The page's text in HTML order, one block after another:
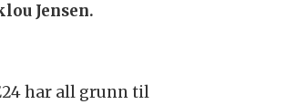
Jensen.
har all grunn til